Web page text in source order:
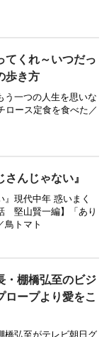
てくれ～いつだっ
歩き方
う一つの人生を思いな
ロース定食を食べた／
んじゃない』
』現代中年 惑いまく
堅山賢一編】「あり
鳥トマト
・棚橋弘至のビジ
ロープより愛をこ
橋弘至がテレビ朝日グ